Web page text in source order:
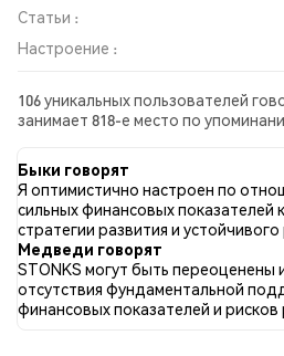
Статьи :
Настроение :
106 уникальных пользователей
занимает 818-е место по
отношении STONKS во всех
Всего было опубликовано 0
Twitter 27.27% твитов имели бычий
9.09% твитов с медвежьим
твитов были нейтральными по
данные основаны на 165 твитах.
Быки говорят
Я оптимистично настроен по
сильных финансовых показателей
стратегии развития и
Медведи говорят
STONKS могут быть переоценены
отсутствия фундаментальной
финансовых показателей и рисков